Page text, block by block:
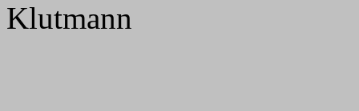
Klutmann